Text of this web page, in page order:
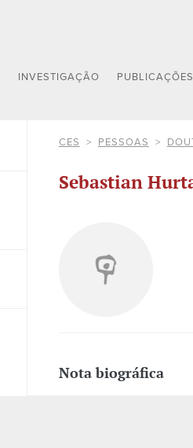
INVESTIGAÇÃO PUBLICAÇÕES
CES PESSOAS
Sebastian
Nota biográfica